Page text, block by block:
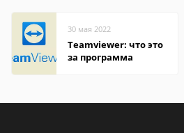
30 мая 2022
Teamviewer: что это
за программа